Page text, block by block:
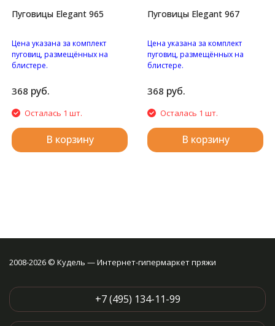
Пуговицы Elegant 965
Цена указана за комплект
пуговиц, размещённых на
блистере.
косточкой" на ножке.
368 руб.
Осталась 1 шт.
В корзину
Пуговицы Elegant 967
Цена указана за комплект
пуговиц, размещённых на
блистере.
двумя отверстиями.
368 руб.
Осталась 1 шт.
В корзину
2008-2026 © Кудель — Интернет-гипермаркет пряжи
+7 (495) 134-11-99